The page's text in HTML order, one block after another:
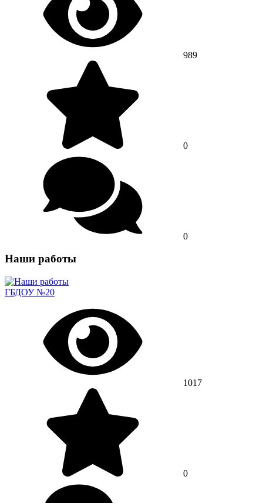
989
0
0
Наши работы
ГБДОУ №20
1017
0